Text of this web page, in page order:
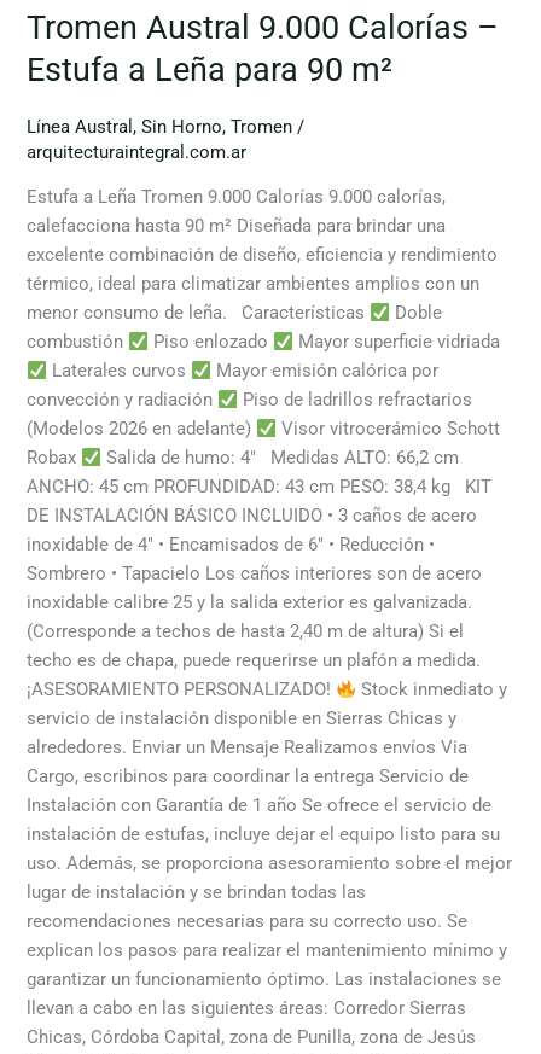
Tromen Austral 9.000 Calorías –
Estufa a Leña para 90 m²
Línea Austral ,Sin Horno,Tromen /
arquitecturaintegral.com.ar
Estufa a Leña Tromen 9.000 Calorías 9.000 calorías,
calefacciona hasta 90 m² Diseñada para brindar una
excelente combinación de diseño, eficiencia y rendimiento
térmico, ideal para climatizar ambientes amplios con un
menor consumo de leña. Características
Doble
combustión
Piso enlozado
Mayor superficie vidriada
Laterales curvos
Mayor emisión calórica por
convección y radiación
Piso de ladrillos refractarios
(Modelos 2026 en adelante)
Visor vitrocerámico Schott
Robax
Salida de humo: 4″ Medidas ALTO: 66,2 cm
ANCHO: 45 cm PROFUNDIDAD: 43 cm PESO: 38,4 kg KIT
DE INSTALACIÓN BÁSICO INCLUIDO • 3 caños de acero
inoxidable de 4″ • Encamisados de 6″ • Reducción •
Sombrero • Tapacielo Los caños interiores son de acero
inoxidable calibre 25 y la salida exterior es galvanizada.
(Corresponde a techos de hasta 2,40 m de altura) Si el
techo es de chapa, puede requerirse un plafón a medida.
¡ASESORAMIENTO PERSONALIZADO!
Stock inmediato y
servicio de instalación disponible en Sierras Chicas y
alrededores. Enviar un Mensaje Realizamos envíos Via
Cargo, escribinos para coordinar la entrega Servicio de
Instalación con Garantía de 1 año Se ofrece el servicio de
instalación de estufas, incluye dejar el equipo listo para su
uso. Además, se proporciona asesoramiento sobre el mejor
lugar de instalación y se brindan todas las
recomendaciones necesarias para su correcto uso. Se
explican los pasos para realizar el mantenimiento mínimo y
garantizar un funcionamiento óptimo. Las instalaciones se
llevan a cabo en las siguientes áreas: Corredor Sierras
Chicas, Córdoba Capital, zona de Punilla, zona de Jesús